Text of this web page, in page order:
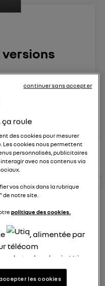
à13:15
RENAULT
les
voir tous les
conseils
ça roule
des cookies pour mesurer
Les cookies nous permettent
personnalisés, publicitaires
avec nos contenus via
vos choix dans la rubrique
de notre site.
politique des cookies.
, alimentée par
télécom
la technologie Utiq
(telles que décrites
et liées à
les cookies
continuer sans accepter